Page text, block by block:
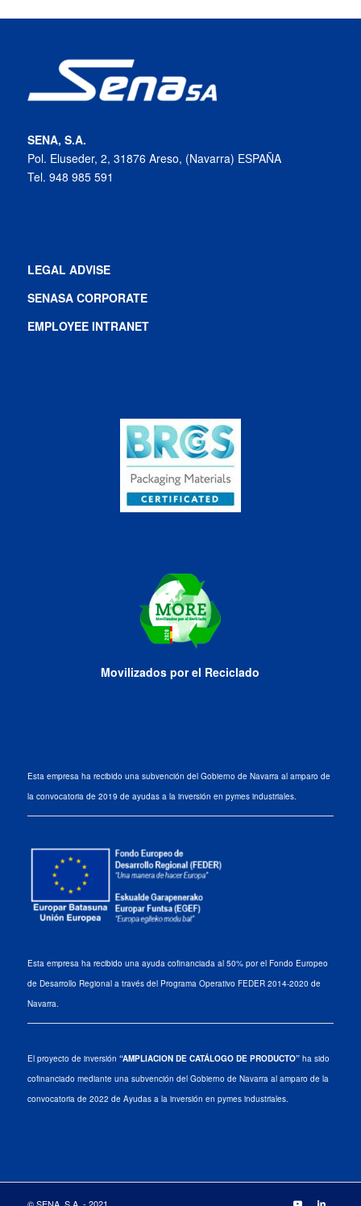
SENA, S.A.
Pol. Eluseder, 2, 31876 Areso, (Navarra) ESPAÑA
Tel. 948 985 591
LEGAL ADVISE
SENASA CORPORATE
EMPLOYEE INTRANET
Movilizados por el Reciclado
Esta empresa ha recibido una subvención del Gobierno de Navarra al amparo de
la convocatoria de 2019 de ayudas a la inversión en pymes industriales.
Esta empresa ha recibido una ayuda cofinanciada al 50% por el Fondo Europeo
de Desarrollo Regional a través del Programa Operativo FEDER 2014-2020 de
Navarra.
El proyecto de inversión “AMPLIACION DE CATÁLOGO DE PRODUCTO”ha sido
cofinanciado mediante una subvención del Gobierno de Navarra al amparo de la
convocatoria de 2022 de Ayudas a la inversión en pymes industriales.